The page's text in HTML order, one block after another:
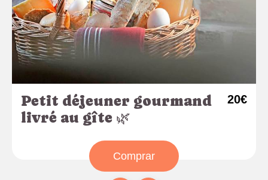
Petit déjeuner gourmand
livré au gîte 🌿
20€
Comprar